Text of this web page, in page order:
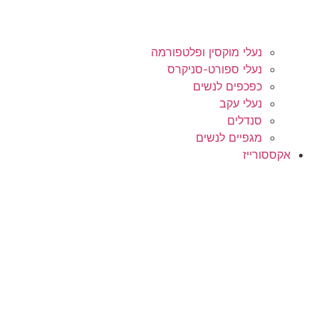
נעלי מוקסין ופלטפורמה
נעלי ספורט-סניקרס
כפכפים לנשים
נעלי עקב
סנדלים
מגפיים לנשים
אקססורייז